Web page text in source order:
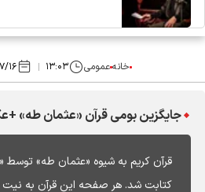
خانهعمومی ۱۳:۰۳
جایگزین بومی قرآن «عثمان طه»
قرآن کریم به شیوه «عثمان ‌طه» توسط